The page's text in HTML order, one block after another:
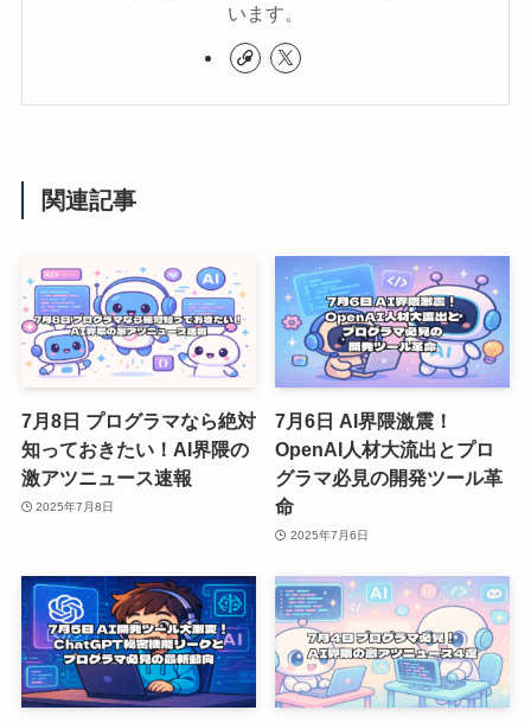
います。
関連記事
7月8日 プログラマなら絶対
知っておきたい！AI界隈の
激アツニュース速報
2025年7月8日
7月6日 AI界隈激震！
OpenAI人材大流出とプロ
グラマ必見の開発ツール革
命
2025年7月6日